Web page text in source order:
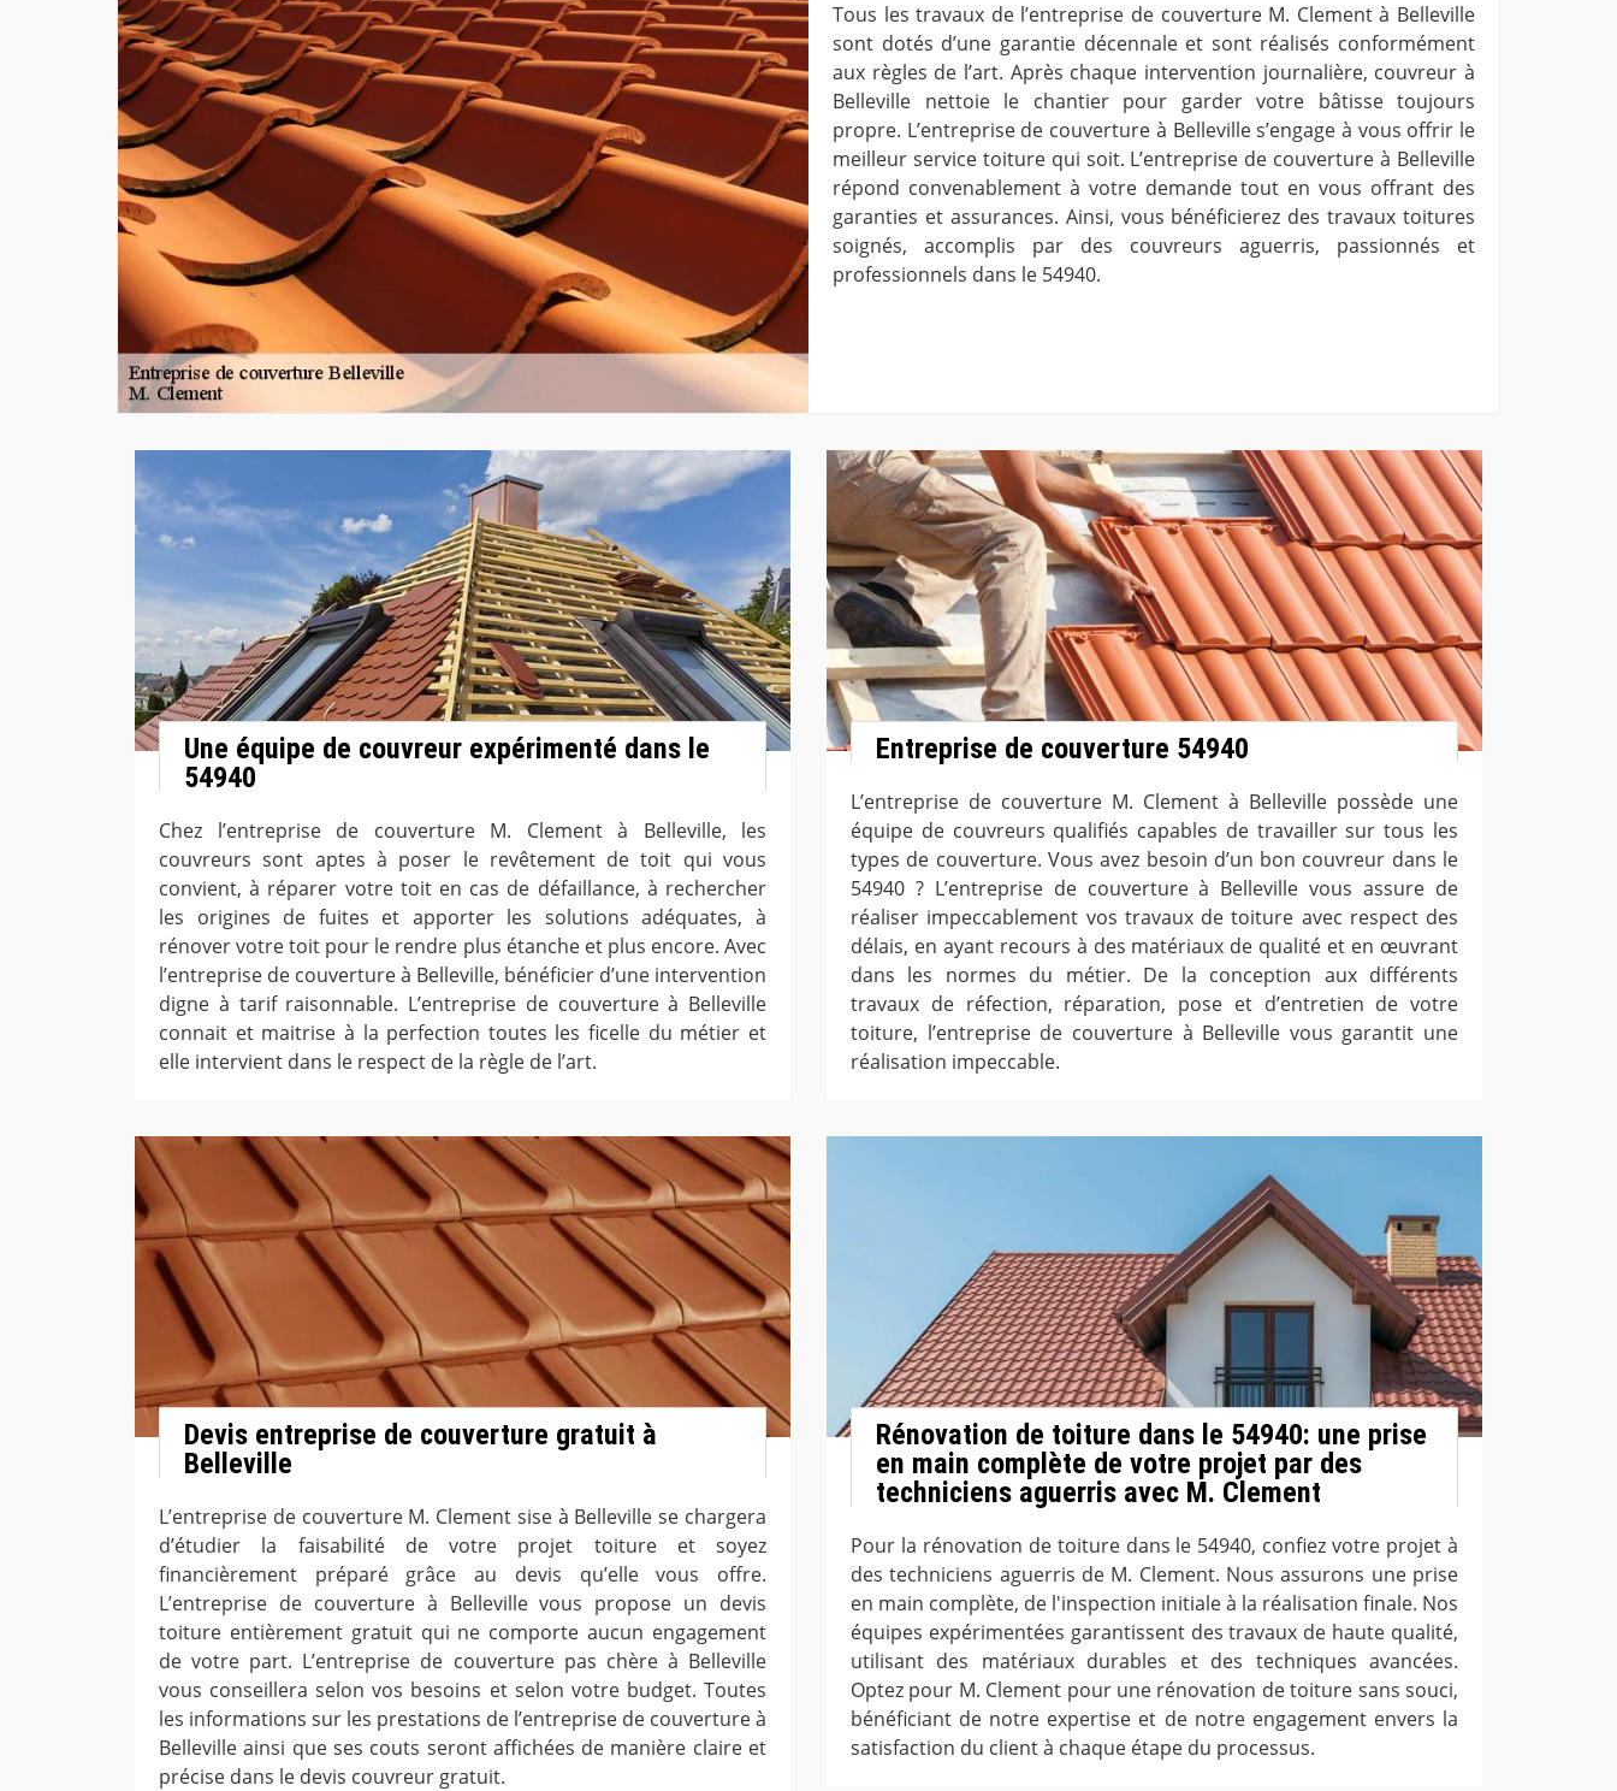
Tous les travaux de l’entreprise de couverture M. Clement à Belleville
sont dotés d’une garantie décennale et sont réalisés conformément
aux règles de l’art. Après chaque intervention journalière, couvreur à
Belleville nettoie le chantier pour garder votre bâtisse toujours
propre. L’entreprise de couverture à Belleville s’engage à vous offrir le
meilleur service toiture qui soit. L’entreprise de couverture à Belleville
répond convenablement à votre demande tout en vous offrant des
garanties et assurances. Ainsi, vous bénéficierez des travaux toitures
soignés, accomplis par des couvreurs aguerris, passionnés et
professionnels dans le 54940.
Une équipe de couvreur expérimenté dans le
54940
Chez l’entreprise de couverture M. Clement à Belleville, les
couvreurs sont aptes à poser le revêtement de toit qui vous
convient, à réparer votre toit en cas de défaillance, à rechercher
les origines de fuites et apporter les solutions adéquates, à
rénover votre toit pour le rendre plus étanche et plus encore. Avec
l’entreprise de couverture à Belleville, bénéficier d’une intervention
digne à tarif raisonnable. L’entreprise de couverture à Belleville
connait et maitrise à la perfection toutes les ficelle du métier et
elle intervient dans le respect de la règle de l’art.
Entreprise de couverture 54940
L’entreprise de couverture M. Clement à Belleville possède une
équipe de couvreurs qualifiés capables de travailler sur tous les
types de couverture. Vous avez besoin d’un bon couvreur dans le
54940 ? L’entreprise de couverture à Belleville vous assure de
réaliser impeccablement vos travaux de toiture avec respect des
délais, en ayant recours à des matériaux de qualité et en œuvrant
dans les normes du métier. De la conception aux différents
travaux de réfection, réparation, pose et d’entretien de votre
toiture, l’entreprise de couverture à Belleville vous garantit une
réalisation impeccable.
Devis entreprise de couverture gratuit à
Belleville
L’entreprise de couverture M. Clement sise à Belleville se chargera
d’étudier la faisabilité de votre projet toiture et soyez
financièrement préparé grâce au devis qu’elle vous offre.
L’entreprise de couverture à Belleville vous propose un devis
toiture entièrement gratuit qui ne comporte aucun engagement
de votre part. L’entreprise de couverture pas chère à Belleville
vous conseillera selon vos besoins et selon votre budget. Toutes
les informations sur les prestations de l’entreprise de couverture à
Belleville ainsi que ses couts seront affichées de manière claire et
précise dans le devis couvreur gratuit.
Rénovation de toiture dans le 54940: une prise
en main complète de votre projet par des
techniciens aguerris avec M. Clement
Pour la rénovation de toiture dans le 54940, confiez votre projet à
des techniciens aguerris de M. Clement. Nous assurons une prise
en main complète, de l'inspection initiale à la réalisation finale. Nos
équipes expérimentées garantissent des travaux de haute qualité,
utilisant des matériaux durables et des techniques avancées.
Optez pour M. Clement pour une rénovation de toiture sans souci,
bénéficiant de notre expertise et de notre engagement envers la
satisfaction du client à chaque étape du processus.